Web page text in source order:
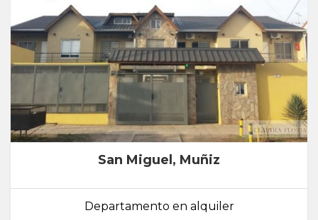
San Miguel, Muñiz
Departamento en alquiler